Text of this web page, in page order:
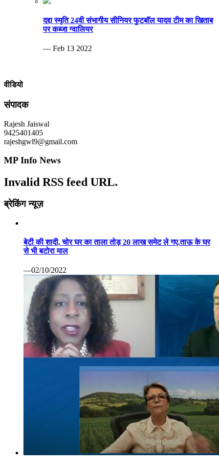
दद्दा स्मृति 24वी संभागीय सीनियर फुटबॉल यादव टीम का खिताब
पर कब्जा ग्वालियर
— Feb 13 2022
वीडियो
संपादक
Rajesh Jaiswal
9425401405
rajeshgwl9@gmail.com
MP Info News
Invalid RSS feed URL.
ब्रेकिंग न्यूज़
बेटी की शादी, चोर घर का ताला तोड़ 20 लाख समेट ले गए.ताऊ के घर
से भी बटोरा माल
—02/10/2022